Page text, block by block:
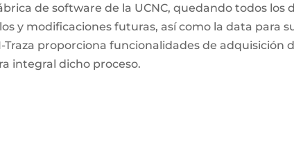
de software de la UCNC, quedando todos
y modificaciones futuras, así como la data para
proporciona funcionalidades de adquisición
integral dicho proceso.